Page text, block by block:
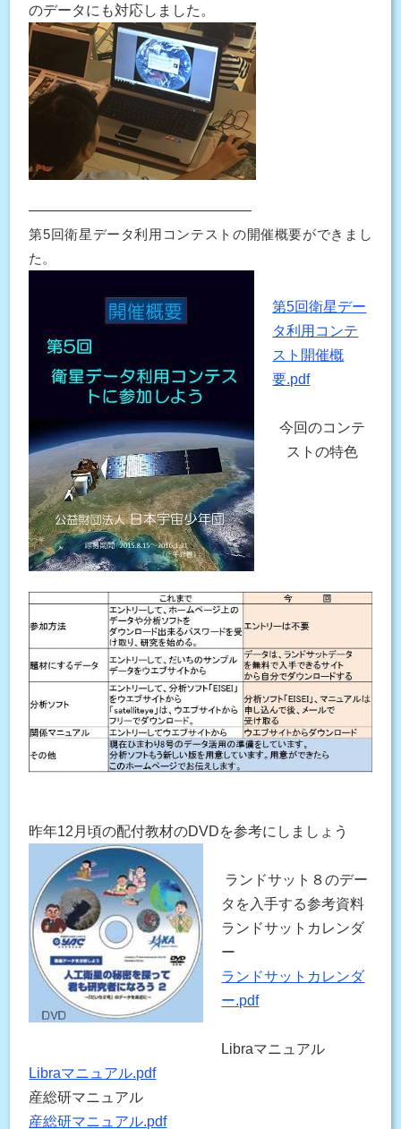
のデータにも対応しました。
———————————————–
第5回衛星データ利用コンテストの開催概要ができまし
た。
第5回衛星デー
タ利用コンテ
スト開催概
要.pdf
今回のコンテ
ストの特色
昨年12月頃の配付教材のDVDを参考にしましょう
ランドサット８のデー
タを入手する参考資料
ランドサットカレンダ
ー
ランドサットカレンダ
ー.pdf
Libraマニュアル
Libraマニュアル.pdf
産総研マニュアル
産総研マニュアル.pdf